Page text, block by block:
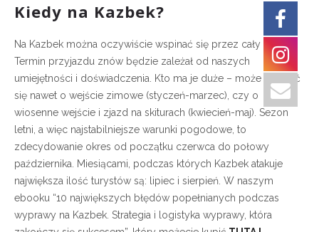
Kiedy na Kazbek?
Na Kazbek można oczywiście wspinać się przez cały rok.
Termin przyjazdu znów będzie zależał od naszych
umiejętności i doświadczenia. Kto ma je duże – może pokusić
się nawet o wejście zimowe (styczeń-marzec), czy o
wiosenne wejście i zjazd na skiturach (kwiecień-maj). Sezon
letni, a więc najstabilniejsze warunki pogodowe, to
zdecydowanie okres od początku czerwca do połowy
października. Miesiącami, podczas których Kazbek atakuje
największa ilość turystów są: lipiec i sierpień. W naszym
ebooku “10 największych błędów popełnianych podczas
wyprawy na Kazbek. Strategia i logistyka wyprawy, która